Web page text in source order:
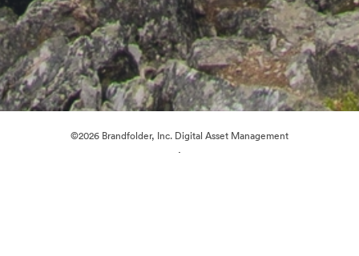
©2026 Brandfolder, Inc. Digital Asset Management
·